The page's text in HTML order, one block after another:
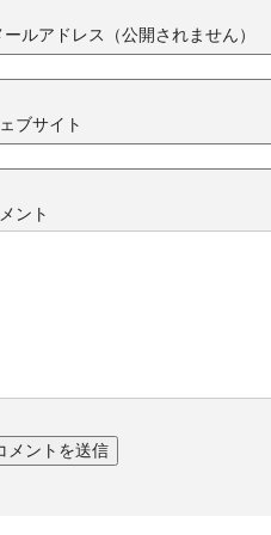
ールアドレス（公開されません）
ブサイト
ント